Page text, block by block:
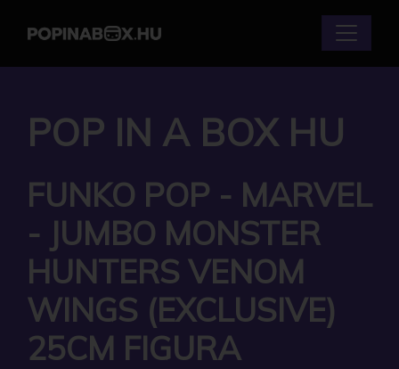
POP IN A BOX HU
FUNKO POP - MARVEL
- JUMBO MONSTER
HUNTERS VENOM
WINGS (EXCLUSIVE)
25CM FIGURA